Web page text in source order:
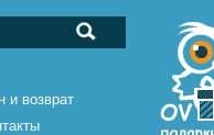
и возврат